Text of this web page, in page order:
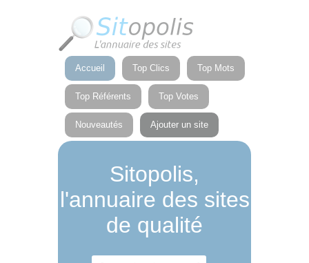
Accueil Top Clics Top Mots
Top Référents Top Votes
Nouveautés Ajouter un site
Sitopolis,
l'annuaire des sites
de qualité